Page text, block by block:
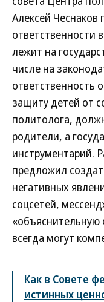
Алексей
ответственности
лежит на
числе на
ответственность
защиту детей от
политолога,
родители, а
инструментарий.
предложил
негативных
соцсетей,
«объяснительную
всегда могут
Как в Совете
истинных